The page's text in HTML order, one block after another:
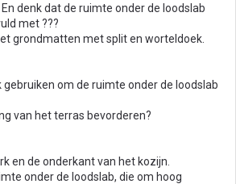
denk dat de ruimte onder de loodslab
met ???
grondmatten met split en worteldoek.
om de ruimte onder de loodslab
van het terras bevorderen?
en de onderkant van het kozijn.
onder de loodslab, die om hoog